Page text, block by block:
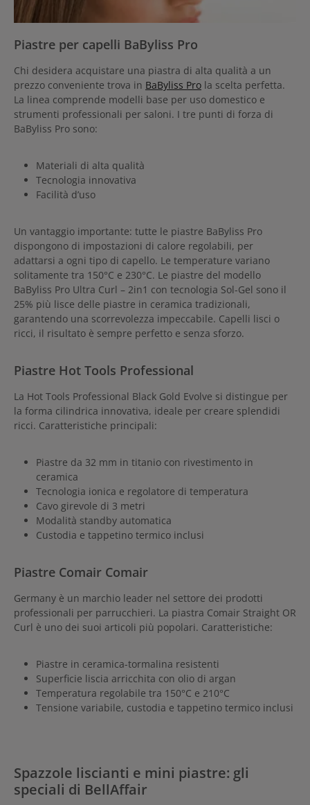
Piastre per capelli BaByliss Pro
Chi desidera acquistare una piastra di alta qualità a un
prezzo conveniente trova in BaByliss Pro la scelta perfetta.
La linea comprende modelli base per uso domestico e
strumenti professionali per saloni. I tre punti di forza di
BaByliss Pro sono:
Materiali di alta qualità
Tecnologia innovativa
Facilità d’uso
Un vantaggio importante: tutte le piastre BaByliss Pro
dispongono di impostazioni di calore regolabili, per
adattarsi a ogni tipo di capello. Le temperature variano
solitamente tra 150°C e 230°C. Le piastre del modello
BaByliss Pro Ultra Curl – 2in1 con tecnologia Sol-Gel sono il
25% più lisce delle piastre in ceramica tradizionali,
garantendo una scorrevolezza impeccabile. Capelli lisci o
ricci, il risultato è sempre perfetto e senza sforzo.
Piastre Hot Tools Professional
La Hot Tools Professional Black Gold Evolve si distingue per
la forma cilindrica innovativa, ideale per creare splendidi
ricci. Caratteristiche principali:
Piastre da 32 mm in titanio con rivestimento in
ceramica
Tecnologia ionica e regolatore di temperatura
Cavo girevole di 3 metri
Modalità standby automatica
Custodia e tappetino termico inclusi
Piastre Comair Comair
Germany è un marchio leader nel settore dei prodotti
professionali per parrucchieri. La piastra Comair Straight OR
Curl è uno dei suoi articoli più popolari. Caratteristiche:
Piastre in ceramica-tormalina resistenti
Superficie liscia arricchita con olio di argan
Temperatura regolabile tra 150°C e 210°C
Tensione variabile, custodia e tappetino termico inclusi
Spazzole liscianti e mini piastre: gli
speciali di BellAffair